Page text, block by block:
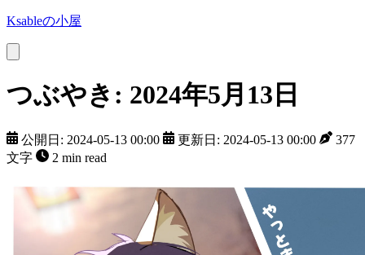
Ksableの小屋
つぶやき: 2024年5月13日
公開日: 2024-05-13 00:00 更新日: 2024-05-13 00:00
377
文字
2 min read